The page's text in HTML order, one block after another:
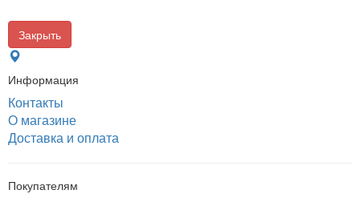
Закрыть
Информация
Контакты
О магазине
Доставка и оплата
Покупателям